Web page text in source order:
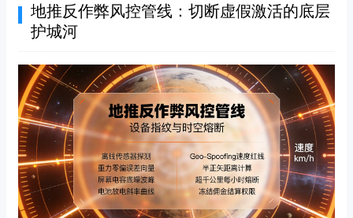
地推反作弊风控管线：切断虚假激活的底层
护城河